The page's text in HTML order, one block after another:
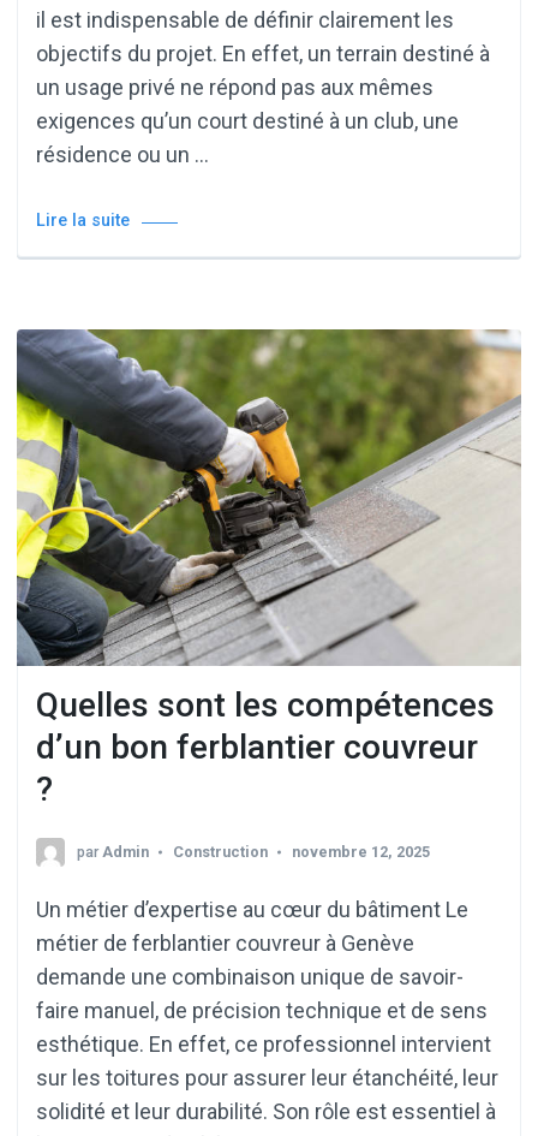
il est indispensable de définir clairement les
objectifs du projet. En effet, un terrain destiné à
un usage privé ne répond pas aux mêmes
exigences qu’un court destiné à un club, une
résidence ou un …
Lire la suite
Quelles sont les compétences
d’un bon ferblantier couvreur
?
par Admin Construction novembre 12, 2025
Un métier d’expertise au cœur du bâtiment Le
métier de ferblantier couvreur à Genève
demande une combinaison unique de savoir-
faire manuel, de précision technique et de sens
esthétique. En effet, ce professionnel intervient
sur les toitures pour assurer leur étanchéité, leur
solidité et leur durabilité. Son rôle est essentiel à